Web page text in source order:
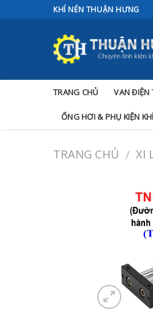
to
KHÍ NÉN THUẬN HƯNG
TRANG CHỦ VAN ĐIỆN
ỐNG HƠI & PHỤ KIỆN
TRANG CHỦ / XI